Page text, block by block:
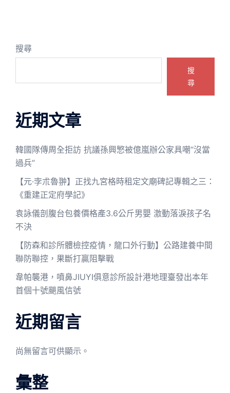
搜尋
搜
尋
近期文章
韓國隊傳周全拒訪 抗議孫興慜被億嵐辦公家具嘲“沒當
過兵”
【元·孛朮魯翀】正找九宮格時租定文廟碑記專輯之三：
《重建正定府學記》
袁詠儀剖腹台包養價格產3.6公斤男嬰 激動落淚孩子名
不決
【防森和診所體檢控疫情，龍口外行動】公路建養中間
聯防聯控，果斷打贏阻擊戰
韋帕襲港，噴鼻JIUYI俱意診所設計港地理臺發出本年
首個十號颶風信號
近期留言
尚無留言可供顯示。
彙整